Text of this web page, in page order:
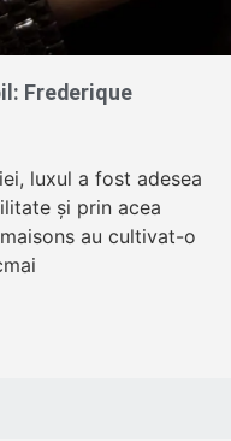
Frederique
luxul a fost adesea
și prin acea
au cultivat-o